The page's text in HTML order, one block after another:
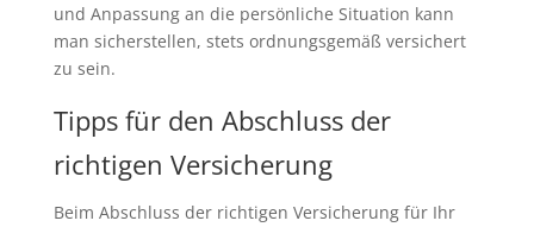
und Anpassung an die persönliche Situation kann
man sicherstellen, stets ordnungsgemäß versichert
zu sein.
Tipps für den Abschluss der
richtigen Versicherung
Beim Abschluss der richtigen Versicherung für Ihr